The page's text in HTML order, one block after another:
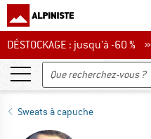
DÉSTOCKAGE : jusqu'à -60 %
DÉSTOCKAGE : jusqu'à -60 % »
Sweats à capuche